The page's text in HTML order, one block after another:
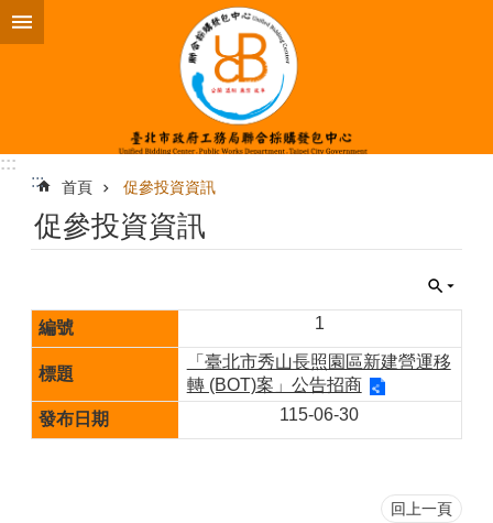
跳到主要內容區塊
:::
:::
首頁 促參投資資訊
促參投資資訊
1
「臺北市秀山長照園區新建營運移
轉 (BOT)案」公告招商
115-06-30
回上一頁